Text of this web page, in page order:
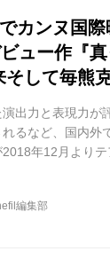
カンヌ国
ュー作『
して毎熊
出力と表現力が
るなど、国内
年12月より
描いた『真っ赤
弁慶映画祭女優
編集部